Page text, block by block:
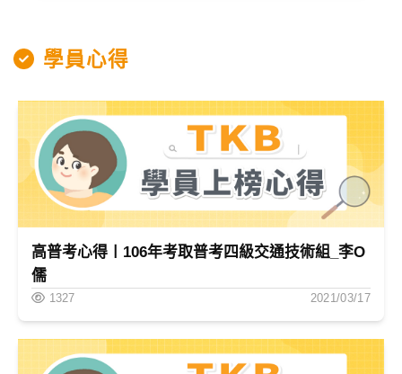
學員心得
高普考心得〡106年考取普考四級交通技術組_李O
儒
1327 2021/03/17